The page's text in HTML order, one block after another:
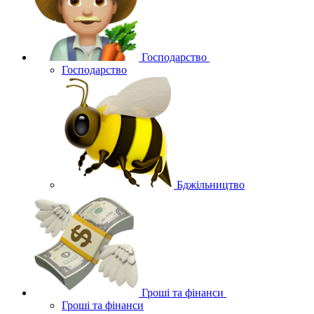
Господарство
Господарство
Бджільництво
Гроші та фінанси
Гроші та фінанси